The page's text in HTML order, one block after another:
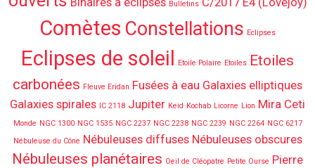
Bulletins
Comètes Constellations Eclipses
Eclipses de soleil Etoile Polaire Etoiles Etoiles
carbonées Fleuve Eridan Fusées à eau Galaxies elliptiques
Galaxies spirales IC 2118 Jupiter Keid Kochab Licorne Lion Mira Ceti
Monde NGC 1300 NGC 1535 NGC 2237 NGC 2238 NGC 2239 NGC 2264 NGC 6217
Nébuleuse du Cône Nébuleuses diffuses Nébuleuses obscures
Nébuleuses planétaires Oeil de Cléopatre Petite Ourse Pierre